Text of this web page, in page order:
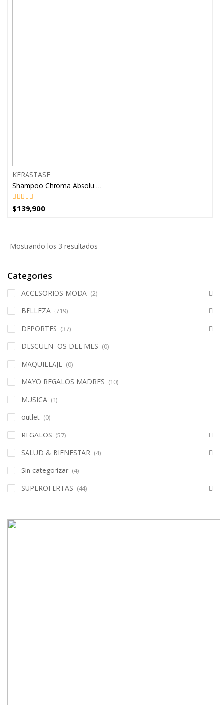
KERASTASE
Shampoo Chroma Absolu Bain Kerastase Cabello Tinturado
$139,900
Mostrando los 3 resultados
Categories
ACCESORIOS MODA (2)
BELLEZA (719)
DEPORTES (37)
DESCUENTOS DEL MES (0)
MAQUILLAJE (0)
MAYO REGALOS MADRES (10)
MUSICA (1)
outlet (0)
REGALOS (57)
SALUD & BIENESTAR (4)
Sin categorizar (4)
SUPEROFERTAS (44)